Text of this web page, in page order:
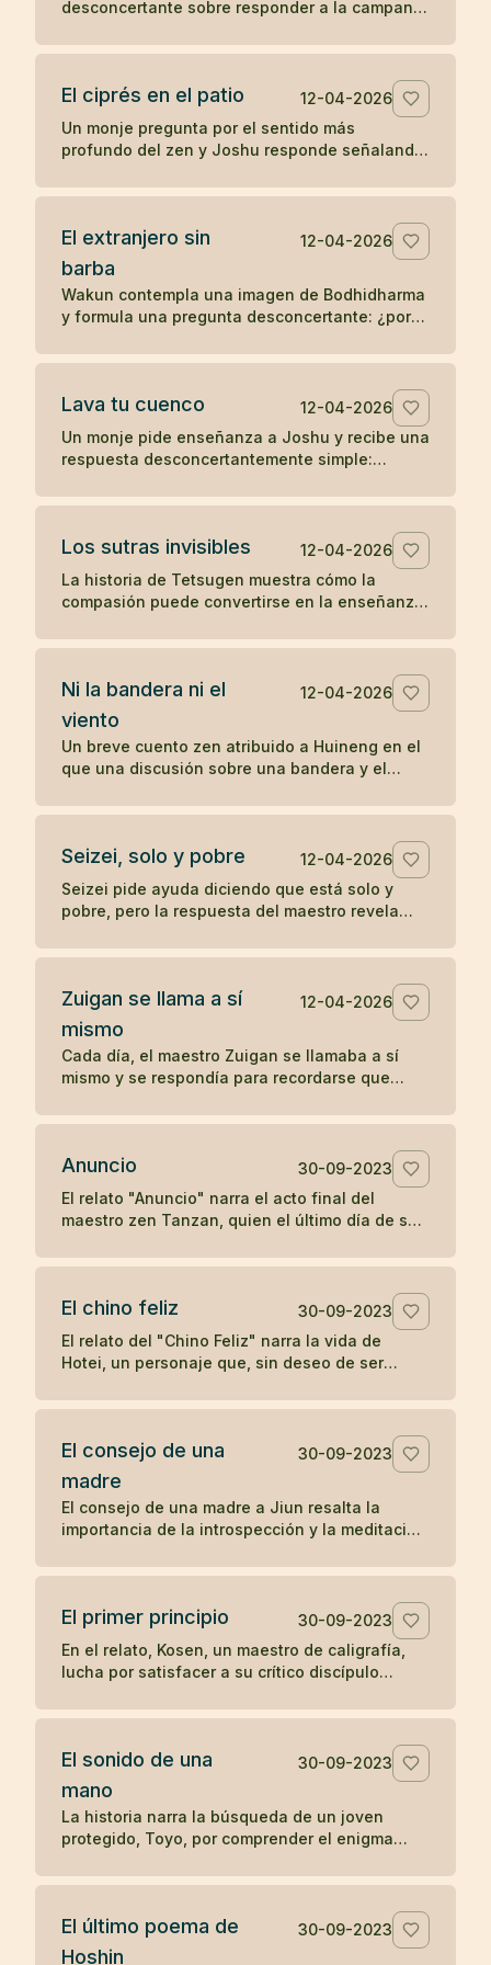
desconcertante sobre responder a la campana
koan sobre sonido, forma y comprensión
El ciprés en el patio
12-04-2026
Un monje pregunta por el sentido más
profundo del zen y Joshu responde señalando
no se separa de lo inmediato.
El extranjero sin
barba
12-04-2026
Wakun contempla una imagen de Bodhidharma
y formula una pregunta desconcertante: ¿por
sobre percepción y realidad.
Lava tu cuenco
12-04-2026
Un monje pide enseñanza a Joshu y recibe una
respuesta desconcertantemente simple:
sobre la práctica directa y lo inmediato.
Los sutras invisibles
12-04-2026
La historia de Tetsugen muestra cómo la
compasión puede convertirse en la enseñanza
vivió ayudando a quienes sufrían.
Ni la bandera ni el
viento
12-04-2026
Un breve cuento zen atribuido a Huineng en el
que una discusión sobre una bandera y el
en la mente.
Seizei, solo y pobre
12-04-2026
Seizei pide ayuda diciendo que está solo y
pobre, pero la respuesta del maestro revela
koan sobre carencia y plenitud.
Zuigan se llama a sí
mismo
12-04-2026
Cada día, el maestro Zuigan se llamaba a sí
mismo y se respondía para recordarse que
engañar. Un koan sobre la vigilancia interior.
Anuncio
30-09-2023
El relato "Anuncio" narra el acto final del
maestro zen Tanzan, quien el último día de su
partida. Con simplicidad y aceptación, Tanzan
la muerte.
El chino feliz
30-09-2023
El relato del "Chino Feliz" narra la vida de
Hotei, un personaje que, sin deseo de ser
alegría a los niños con dulces y frutas,
cambio de su atención. Su simple acción de
dejar caer y recoger su saco en respuesta a
preguntas sobre el significado y la realización
del zen, ilustra una enseñanza zen sobre la
simplicidad y el desapego.
El consejo de una
madre
30-09-2023
El consejo de una madre a Jiun resalta la
importancia de la introspección y la meditación
en contraposición a la mera acumulación de
de este relato, se subraya el valor del auto-
conocimiento personal sobre la enseñanza
erudita y superficial.
El primer principio
30-09-2023
En el relato, Kosen, un maestro de caligrafía,
lucha por satisfacer a su crítico discípulo
principio" que se tallará en la puerta del templo
una ausencia momentánea del discípulo para
finalmente crear una obra maestra. El relato
ilustra cómo la espontaneidad y la liberación
de juicios externos pueden conducir a la
creativa.
El sonido de una
mano
30-09-2023
La historia narra la búsqueda de un joven
protegido, Toyo, por comprender el enigma
sonido de una mano. A través de la meditación
mundanos, Toyo finalmente llega a la
realización del sonido insonoro, simbolizando
El último poema de
Hoshin
30-09-2023